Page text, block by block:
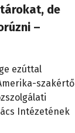
de
–
ezúttal
szakértő
Intézetének